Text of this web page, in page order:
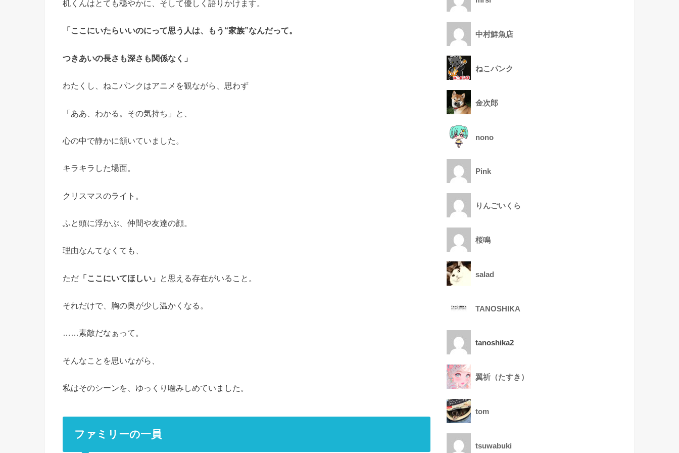
机くんはとても穏やかに、そして優しく語りかけます。
「ここにいたらいいのにって思う人は、もう“家族”なんだって。
つきあいの長さも深さも関係なく」
わたくし、ねこパンクはアニメを観ながら、思わず
「ああ、わかる。その気持ち」と、
心の中で静かに頷いていました。
キラキラした場面。
クリスマスのライト。
ふと頭に浮かぶ、仲間や友達の顔。
理由なんてなくても、
ただ 「ここにいてほしい」 と思える存在がいること。
それだけで、胸の奥が少し温かくなる。
……素敵だなぁって。
そんなことを思いながら、
私はそのシーンを、ゆっくり噛みしめていました。
ファミリーの一員
中村鮮魚店
ねこパンク
金次郎
nono
Pink
りんごいくら
桜鳴
salad
TANOSHIKA
tanoshika2
翼祈（たすき）
tom
tsuwabuki